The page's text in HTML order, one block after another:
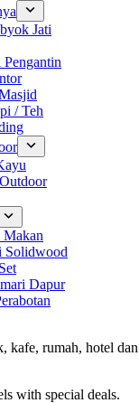
Jati
/ Teh
Makan
Solidwood
Dapur
kafe, rumah, hotel
with special deals.